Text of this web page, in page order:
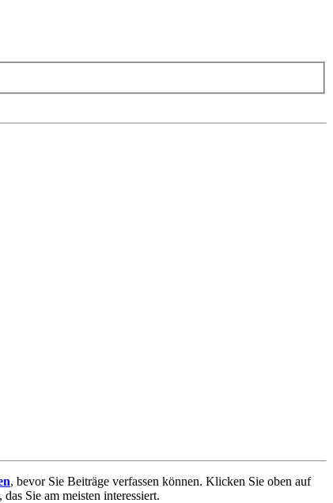
, bevor Sie Beiträge verfassen können. Klicken Sie oben auf
Sie am meisten interessiert.